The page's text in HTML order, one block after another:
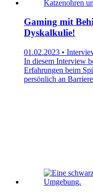
Gaming mit
Dyskalkulie!
01.02.2023 •
In diesem Interview
Erfahrungen beim
persönlich an